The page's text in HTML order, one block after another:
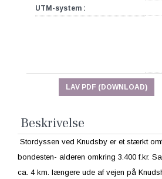
UTM-system :
LAV PDF (DOWNLOAD)
Beskrivelse
Stordyssen ved Knudsby er et stærkt
bondesten- alderen omkring 3.400 f.kr.
ca. 4 km. længere ude af vejen på